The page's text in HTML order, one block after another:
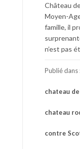
Château
Moyen-
famille, il
n’est pas
Publié dans
chateau
chateau
contre